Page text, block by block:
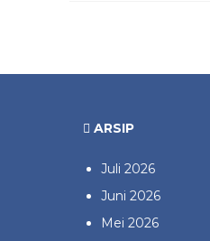
ARSIP
Juli 2026
Juni 2026
Mei 2026